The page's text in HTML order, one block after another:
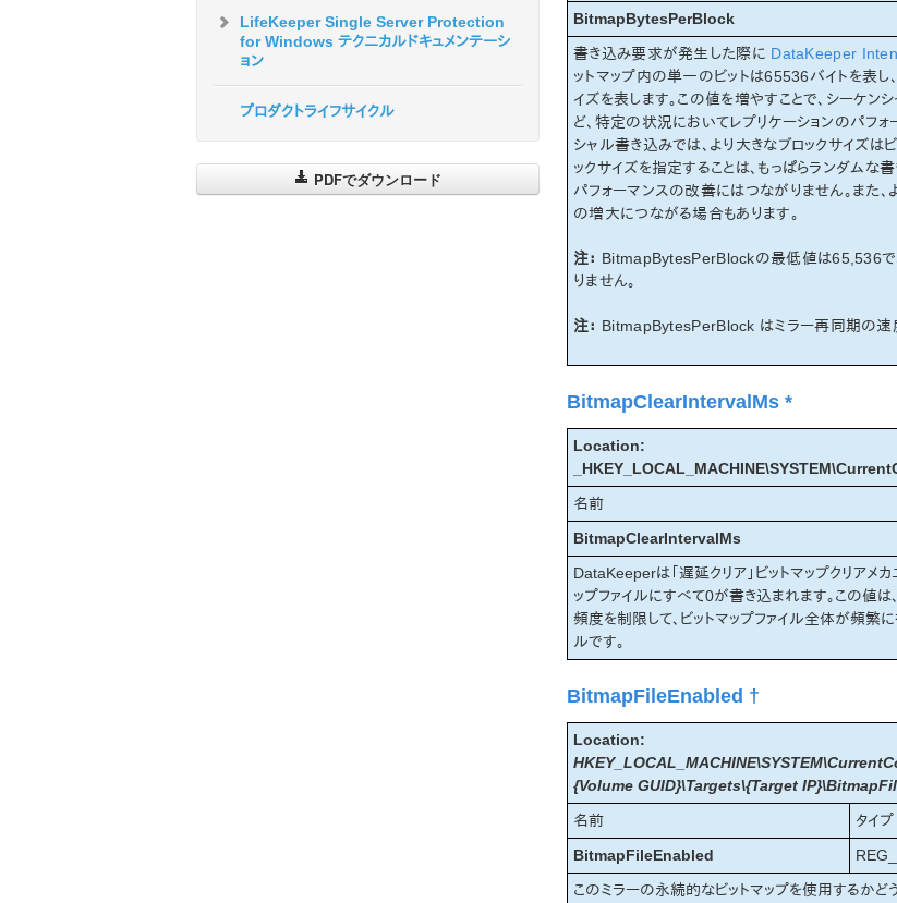
LifeKeeper Single Server Protection
for Windows テクニカルドキュメンテーシ
ョン
プロダクトライフサイクル
PDFでダウンロード
BitmapBytesPerBlock
書き込み要求が発生した際に DataKeeper
ットマップ内の単一のビットは65536バイトを表
イズを表します。この値を増やすことで、シーケ
ど、特定の状況においてレプリケーションのパフ
シャル書き込みでは、より大きなブロックサイズ
ックサイズを指定することは、もっぱらランダム
パフォーマンスの改善にはつながりません。また
の増大につながる場合もあります。
注： BitmapBytesPerBlockの最低値は65,536で
りません。
注： BitmapBytesPerBlock はミラー再同期の速
BitmapClearIntervalMs *
Location:
名前
BitmapClearIntervalMs
DataKeeperは「遅延クリア」ビットマップクリアメ
ップファイルにすべて0が書き込まれます。この値
頻度を制限して、ビットマップファイル全体が頻繁
ルです。
BitmapFileEnabled †
Location:
{Volume GUID}\Targets\{Target
名前
タイプ
BitmapFileEnabled
このミラーの永続的なビットマップを使用するかど